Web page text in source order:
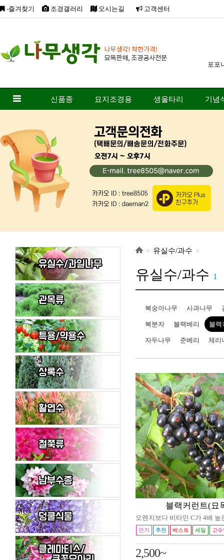
-즐겨찾기 조경갤러리 오시는길 고객센터
포포
신품종 묘지조경용 생울타리 기념
유실수/과수
유실수/과수 1
복숭아나무 사과나무
복분자 블랙베리 블랙
자두나무 준베리 체리
블랙커런트(묘
오렌지보다 비타민 C가 4배 높
인기 추천 베스트 세일 고수
2,500~